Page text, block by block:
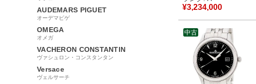
AUDEMARS PIGUET
オーデマピゲ
OMEGA
オメガ
VACHERON CONSTANTIN
ヴァシュロン・コンスタンタン
Versace
ヴェルサーチ
ンズ 腕時計自動巻き
グレー 【中古】中古
美品
¥3,234,000
中古